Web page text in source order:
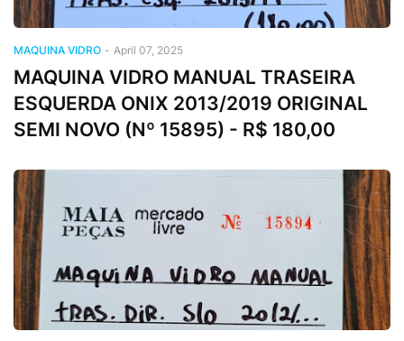
MAQUINA VIDRO - April 07, 2025
MAQUINA VIDRO MANUAL TRASEIRA
ESQUERDA ONIX 2013/2019 ORIGINAL
SEMI NOVO (Nº 15895) - R$ 180,00